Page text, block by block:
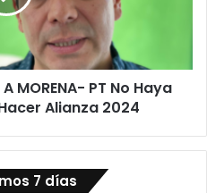
MORENA- PT No Haya
Alianza 2024
7 días